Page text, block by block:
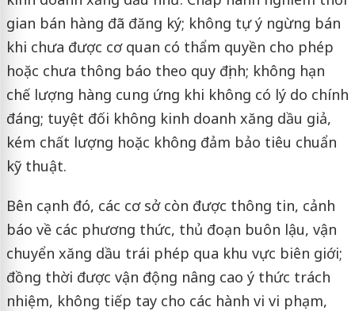
gian bán hàng đã đăng ký; không tự ý ngừng bán
khi chưa được cơ quan có thẩm quyền cho phép
hoặc chưa thông báo theo quy định; không hạn
chế lượng hàng cung ứng khi không có lý do chính
đáng; tuyệt đối không kinh doanh xăng dầu giả,
kém chất lượng hoặc không đảm bảo tiêu chuẩn
kỹ thuật.
Bên cạnh đó, các cơ sở còn được thông tin, cảnh
báo về các phương thức, thủ đoạn buôn lậu, vận
chuyển xăng dầu trái phép qua khu vực biên giới;
đồng thời được vận động nâng cao ý thức trách
nhiệm, không tiếp tay cho các hành vi vi phạm,